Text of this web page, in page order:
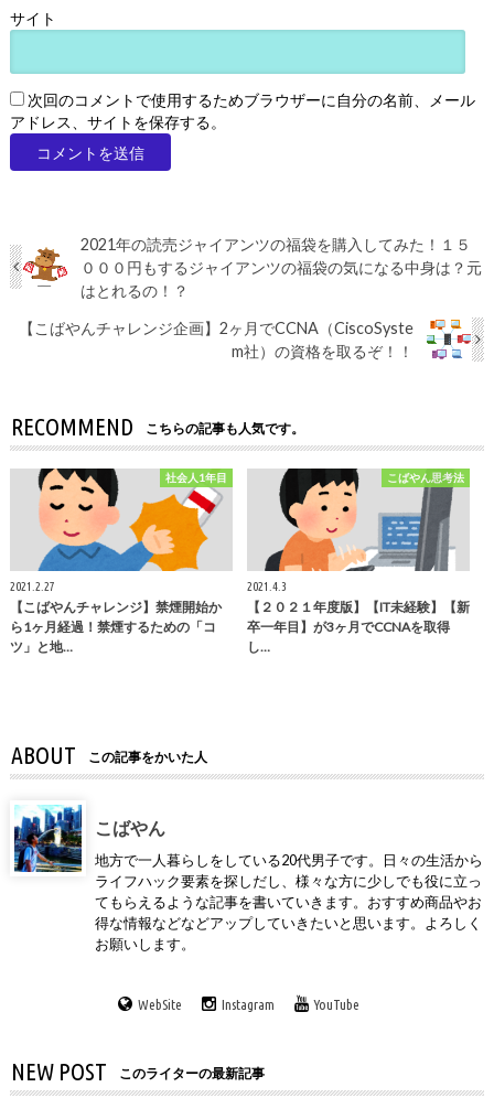
サイト
次回のコメントで使用するためブラウザーに自分の名前、メール
アドレス、サイトを保存する。
2021年の読売ジャイアンツの福袋を購入してみた！１５
０００円もするジャイアンツの福袋の気になる中身は？元
はとれるの！？
【こばやんチャレンジ企画】2ヶ月でCCNA（CiscoSyste
m社）の資格を取るぞ！！
RECOMMEND こちらの記事も人気です。
社会人1年目
2021.2.27
【こばやんチャレンジ】禁煙開始か
ら1ヶ月経過！禁煙するための「コ
ツ」と地…
こばやん思考法
2021.4.3
【２０２１年度版】【IT未経験】【新
卒一年目】が3ヶ月でCCNAを取得
し…
ABOUT この記事をかいた人
こばやん
地方で一人暮らしをしている20代男子です。日々の生活から
ライフハック要素を探しだし、様々な方に少しでも役に立っ
てもらえるような記事を書いていきます。おすすめ商品やお
得な情報などなどアップしていきたいと思います。よろしく
お願いします。
WebSite Instagram YouTube
NEW POST このライターの最新記事